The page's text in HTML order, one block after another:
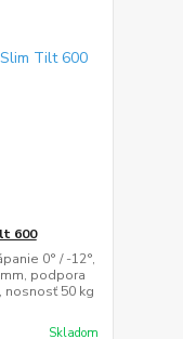
600
0° / -12°,
podpora
nosnosť 50 kg
Skladom